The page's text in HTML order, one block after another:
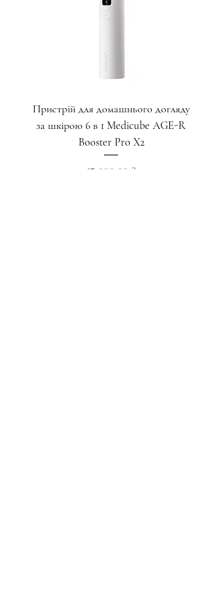
Пристрій для домашнього догляду
за шкірою 6 в 1 Medicube AGE-R
Booster Pro X2
Ціна
17 000,00 ₴